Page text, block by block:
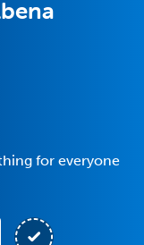
for everyone